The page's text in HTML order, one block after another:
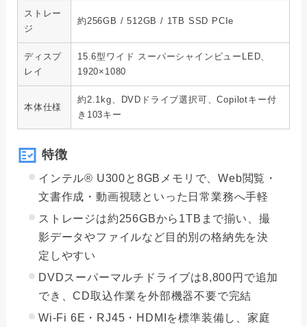
ストレー
ジ
約256GB / 512GB / 1TB SSD PCIe
ディスプ
レイ
15.6型ワイド スーパーシャインビューLED、
1920×1080
本体仕様
約2.1kg、DVDドライブ選択可、Copilotキー付
き103キー
特徴
インテル® U300と8GBメモリで、Web閲覧・
文書作成・動画視聴といった日常業務へ手軽
ストレージは約256GBから1TBまで揃い、撮
影データやファイルなど目的別の格納先を決
定しやすい
DVDスーパーマルチドライブは8,800円で追加
でき、CD取込作業を外部機器不要で完結
Wi-Fi 6E・RJ45・HDMIを標準装備し、家庭